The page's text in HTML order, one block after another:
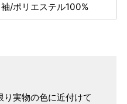
/ポリエステル100%
実物の色に近付けて